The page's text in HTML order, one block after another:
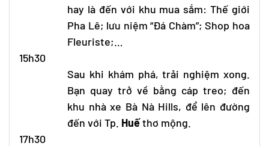
hay là đến với khu mua sắm: Thế giới
Pha Lê; lưu niệm “Đá Chàm”; Shop hoa
Fleuriste;…
15h30
Sau khi khám phá, trải nghiệm xong.
Bạn quay trở về bằng cáp treo; đến
khu nhà xe Bà Nà Hills, để lên đường
đến với Tp. Huếthơ mộng.
17h30